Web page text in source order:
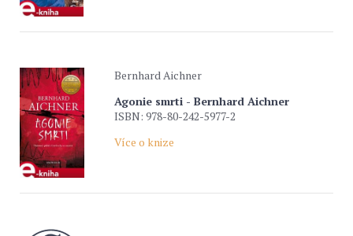
Bernhard Aichner
Agonie smrti - Bernhard Aichner
ISBN: 978-80-242-5977-2
Více o knize